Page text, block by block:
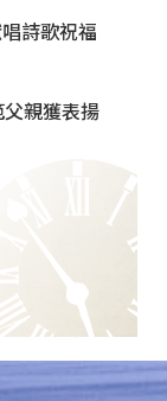
詩歌祝福
親獲表揚